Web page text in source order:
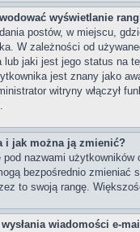
wyświetlanie
postów, w miejscu,
W zależności od
lub jaki jest jego status na
jest znany jako
witryny włączył
i jak można ją zmienić?
pod nazwami
bezpośrednio zmieniać
to swoją rangę.
wiadomości e-